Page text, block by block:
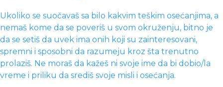
Ukoliko se suočavaš sa bilo kakvim teškim osećanjima, a
nemaš kome da se poveriš u svom okruženju, bitno je
da se setiš da uvek ima onih koji su zainteresovani,
spremni i sposobni da razumeju kroz šta trenutno
prolaziš. Ne moraš da kažeš ni svoje ime da bi dobio/la
vreme i priliku da središ svoje misli i osećanja.